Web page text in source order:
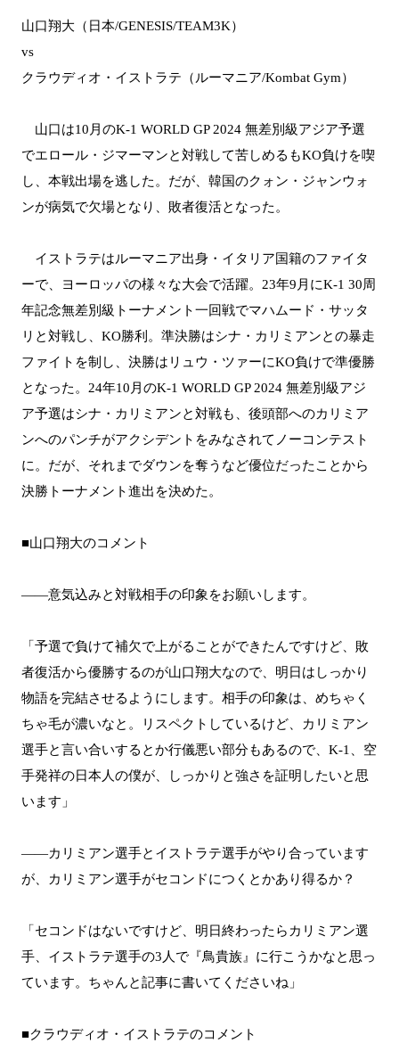
山口翔大（日本/GENESIS/TEAM3K）
vs
クラウディオ・イストラテ（ルーマニア/Kombat Gym）
山口は10月のK-1 WORLD GP 2024 無差別級アジア予選
でエロール・ジマーマンと対戦して苦しめるもKO負けを喫
し、本戦出場を逃した。だが、韓国のクォン・ジャンウォ
ンが病気で欠場となり、敗者復活となった。
イストラテはルーマニア出身・イタリア国籍のファイタ
ーで、ヨーロッパの様々な大会で活躍。23年9月にK-1 30周
年記念無差別級トーナメント一回戦でマハムード・サッタ
リと対戦し、KO勝利。準決勝はシナ・カリミアンとの暴走
ファイトを制し、決勝はリュウ・ツァーにKO負けで準優勝
となった。24年10月のK-1 WORLD GP 2024 無差別級アジ
ア予選はシナ・カリミアンと対戦も、後頭部へのカリミア
ンへのパンチがアクシデントをみなされてノーコンテスト
に。だが、それまでダウンを奪うなど優位だったことから
決勝トーナメント進出を決めた。
■山口翔大のコメント
――意気込みと対戦相手の印象をお願いします。
「予選で負けて補欠で上がることができたんですけど、敗
者復活から優勝するのが山口翔大なので、明日はしっかり
物語を完結させるようにします。相手の印象は、めちゃく
ちゃ毛が濃いなと。リスペクトしているけど、カリミアン
選手と言い合いするとか行儀悪い部分もあるので、K-1、空
手発祥の日本人の僕が、しっかりと強さを証明したいと思
います」
――カリミアン選手とイストラテ選手がやり合っています
が、カリミアン選手がセコンドにつくとかあり得るか？
「セコンドはないですけど、明日終わったらカリミアン選
手、イストラテ選手の3人で『鳥貴族』に行こうかなと思っ
ています。ちゃんと記事に書いてくださいね」
■クラウディオ・イストラテのコメント